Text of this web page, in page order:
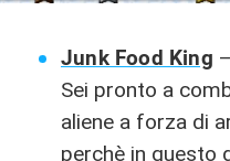
Junk Food King
Sei pronto a
aliene a forza di
perchè in questo